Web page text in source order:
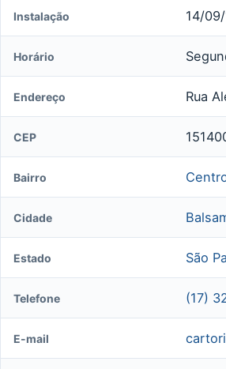
Instalação 14/
Horário
Endereço Rua
CEP
Bairro
Cidade
Estado São
Telefone (17)
E-mail